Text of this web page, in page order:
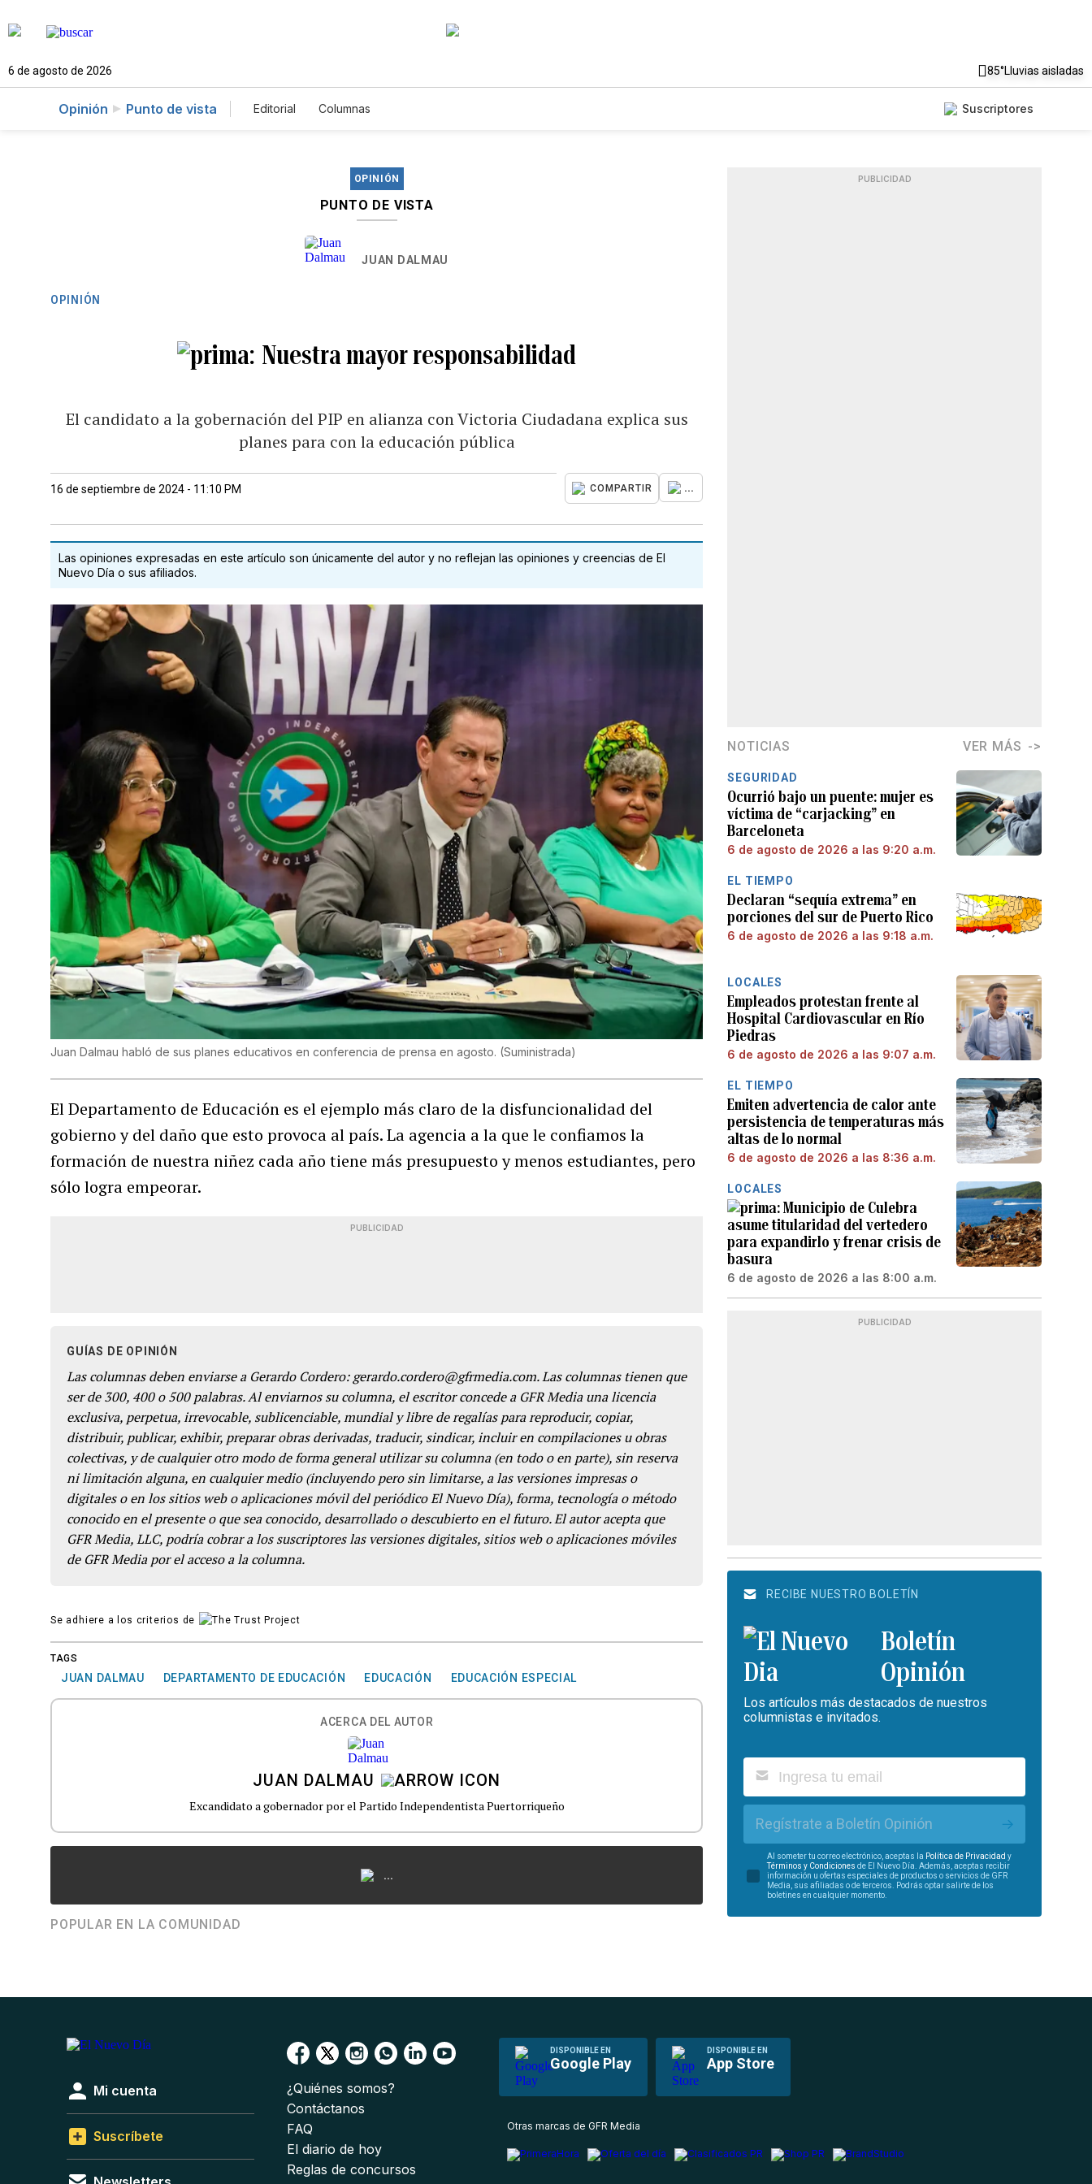
6 de agosto de 2026 85°Lluvias aisladas
Opinión Punto de vista Editorial Columnas Suscriptores
OPINIÓN
PUNTO DE VISTA
JUAN DALMAU
OPINIÓN
Nuestra mayor responsabilidad
El candidato a la gobernación del PIP en alianza con Victoria Ciudadana explica sus
planes para con la educación pública
16 de septiembre de 2024 - 11:10 PM COMPARTIR ...
Las opiniones expresadas en este artículo son únicamente del autor y no reflejan las opiniones y creencias de El
Nuevo Día o sus afiliados.
Juan Dalmau habló de sus planes educativos en conferencia de prensa en agosto. (Suministrada)
El Departamento de Educación es el ejemplo más claro de la disfuncionalidad del
gobierno y del daño que esto provoca al país. La agencia a la que le confiamos la
formación de nuestra niñez cada año tiene más presupuesto y menos estudiantes, pero
sólo logra empeorar.
PUBLICIDAD
GUÍAS DE OPINIÓN
Las columnas deben enviarse a Gerardo Cordero: gerardo.cordero@gfrmedia.com. Las columnas tienen que
ser de 300, 400 o 500 palabras. Al enviarnos su columna, el escritor concede a GFR Media una licencia
exclusiva, perpetua, irrevocable, sublicenciable, mundial y libre de regalías para reproducir, copiar,
distribuir, publicar, exhibir, preparar obras derivadas, traducir, sindicar, incluir en compilaciones u obras
colectivas, y de cualquier otro modo de forma general utilizar su columna (en todo o en parte), sin reserva
ni limitación alguna, en cualquier medio (incluyendo pero sin limitarse, a las versiones impresas o
digitales o en los sitios web o aplicaciones móvil del periódico El Nuevo Día), forma, tecnología o método
conocido en el presente o que sea conocido, desarrollado o descubierto en el futuro. El autor acepta que
GFR Media, LLC, podría cobrar a los suscriptores las versiones digitales, sitios web o aplicaciones móviles
de GFR Media por el acceso a la columna.
Se adhiere a los criterios de
TAGS
JUAN DALMAU DEPARTAMENTO DE EDUCACIÓN EDUCACIÓN EDUCACIÓN ESPECIAL
ACERCA DEL AUTOR
JUAN DALMAU
Excandidato a gobernador por el Partido Independentista Puertorriqueño
...
POPULAR EN LA COMUNIDAD
PUBLICIDAD
NOTICIAS VER MÁS
SEGURIDAD
Ocurrió bajo un puente: mujer es
víctima de “carjacking” en
Barceloneta
6 de agosto de 2026 a las 9:20 a.m.
EL TIEMPO
Declaran “sequía extrema” en
porciones del sur de Puerto Rico
6 de agosto de 2026 a las 9:18 a.m.
LOCALES
Empleados protestan frente al
Hospital Cardiovascular en Río
Piedras
6 de agosto de 2026 a las 9:07 a.m.
EL TIEMPO
Emiten advertencia de calor ante
persistencia de temperaturas más
altas de lo normal
6 de agosto de 2026 a las 8:36 a.m.
LOCALES
Municipio de Culebra
asume titularidad del vertedero
para expandirlo y frenar crisis de
basura
6 de agosto de 2026 a las 8:00 a.m.
PUBLICIDAD
RECIBE NUESTRO BOLETÍN
Boletín
Opinión
Los artículos más destacados de nuestros
columnistas e invitados.
Regístrate a Boletín Opinión
Al someter tu correo electrónico, aceptas la Política de Privacidad y
Términos y Condiciones de El Nuevo Día. Además, aceptas recibir
información u ofertas especiales de productos o servicios de GFR
Media, sus afiliadas o de terceros. Podrás optar salirte de los
boletines en cualquier momento.
DISPONIBLE EN
Google Play
DISPONIBLE EN
App Store
Mi cuenta
Suscríbete
¿Quiénes somos?
Contáctanos
FAQ
El diario de hoy
Reglas de concursos
Otras marcas de GFR Media